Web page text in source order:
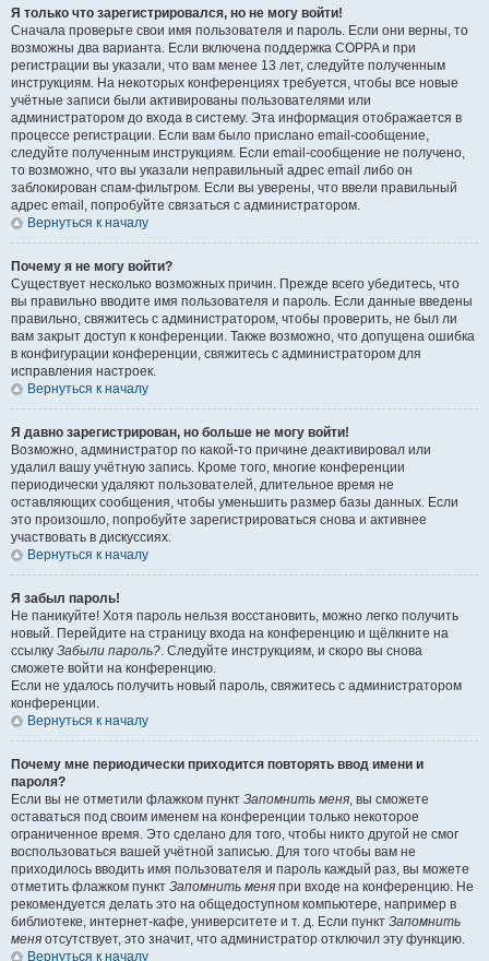
Я только что зарегистрировался, но не могу войти!
Сначала проверьте свои имя пользователя и пароль. Если они верны, то
возможны два варианта. Если включена поддержка COPPA и при
регистрации вы указали, что вам менее 13 лет, следуйте полученным
инструкциям. На некоторых конференциях требуется, чтобы все новые
учётные записи были активированы пользователями или
администратором до входа в систему. Эта информация отображается в
процессе регистрации. Если вам было прислано email-сообщение,
следуйте полученным инструкциям. Если email-сообщение не получено,
то возможно, что вы указали неправильный адрес email либо он
заблокирован спам-фильтром. Если вы уверены, что ввели правильный
адрес email, попробуйте связаться с администратором.
Вернуться к началу
Почему я не могу войти?
Существует несколько возможных причин. Прежде всего убедитесь, что
вы правильно вводите имя пользователя и пароль. Если данные введены
правильно, свяжитесь с администратором, чтобы проверить, не был ли
вам закрыт доступ к конференции. Также возможно, что допущена ошибка
в конфигурации конференции, свяжитесь с администратором для
исправления настроек.
Вернуться к началу
Я давно зарегистрирован, но больше не могу войти!
Возможно, администратор по какой-то причине деактивировал или
удалил вашу учётную запись. Кроме того, многие конференции
периодически удаляют пользователей, длительное время не
оставляющих сообщения, чтобы уменьшить размер базы данных. Если
это произошло, попробуйте зарегистрироваться снова и активнее
участвовать в дискуссиях.
Вернуться к началу
Я забыл пароль!
Не паникуйте! Хотя пароль нельзя восстановить, можно легко получить
новый. Перейдите на страницу входа на конференцию и щёлкните на
ссылку Забыли пароль?. Следуйте инструкциям, и скоро вы снова
сможете войти на конференцию.
Если не удалось получить новый пароль, свяжитесь с администратором
конференции.
Вернуться к началу
Почему мне периодически приходится повторять ввод имени и
пароля?
Если вы не отметили флажком пункт Запомнить меня, вы сможете
оставаться под своим именем на конференции только некоторое
ограниченное время. Это сделано для того, чтобы никто другой не смог
воспользоваться вашей учётной записью. Для того чтобы вам не
приходилось вводить имя пользователя и пароль каждый раз, вы можете
отметить флажком пункт Запомнить меня при входе на конференцию. Не
рекомендуется делать это на общедоступном компьютере, например в
библиотеке, интернет-кафе, университете и т. д. Если пункт Запомнить
меня отсутствует, это значит, что администратор отключил эту функцию.
Вернуться к началу